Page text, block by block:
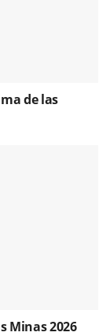
de las
Minas 2026